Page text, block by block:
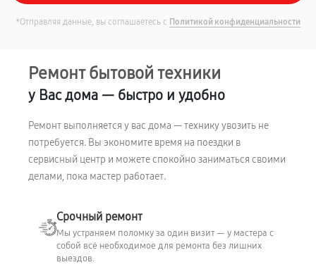
*Отправляя данные, вы соглашаетесь с Политикой конфиденциальности
Ремонт бытовой техники
у Вас дома — быстро и удобно
Ремонт выполняется у вас дома — технику увозить не
потребуется. Вы экономите время на поездки в
сервисный центр и можете спокойно заниматься своими
делами, пока мастер работает.
Срочный ремонт
Мы устраняем поломку за один визит — у мастера с
собой всё необходимое для ремонта без лишних
выездов.